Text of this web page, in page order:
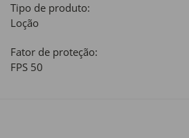
Tipo de produto:
Loção
Fator de proteção:
FPS 50